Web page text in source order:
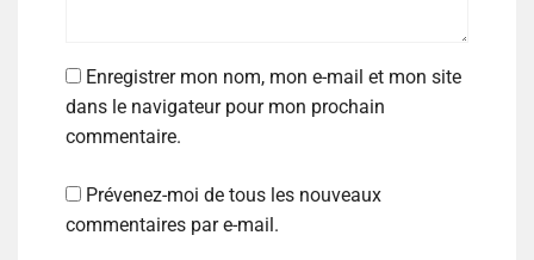
Enregistrer mon nom, mon e-mail et mon site
dans le navigateur pour mon prochain
commentaire.
Prévenez-moi de tous les nouveaux
commentaires par e-mail.